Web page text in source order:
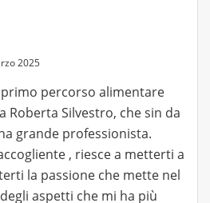
2025
percorso alimentare
Roberta Silvestro, che sin da
grande professionista.
, riesce a metterti a
la passione che mette nel
aspetti che mi ha più